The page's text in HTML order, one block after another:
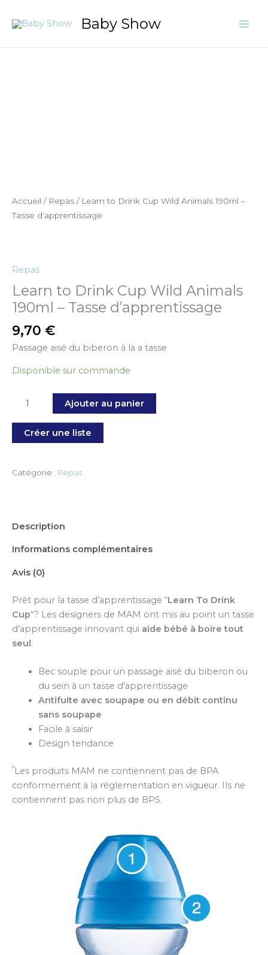
Baby Show
Accueil / Repas / Learn to Drink Cup Wild Animals 190ml –
Tasse d’apprentissage
Repas
Learn to Drink Cup Wild Animals
190ml – Tasse d’apprentissage
9,70 €
Passage aisé du biberon à la a tasse
Disponible sur commande
-
Tasse
Ajouter au panier
Créer une liste
Catégorie : Repas
Description
Informations complémentaires
Avis (0)
Prêt pour la tasse d’apprentissage “Learn To Drink
Cup“? Les designers de MAM ont mis au point un tasse
d’apprentissage innovant qui aide bébé à boire tout
seul.
Bec souple pour un passage aisé du biberon ou
du sein à un tasse d’apprentissage
Antifuite avec soupape ou en débit continu
sans soupape
Facile à saisir
Design tendance
°Les produits MAM ne contiennent pas de BPA
conformément à la réglementation en vigueur. Ils ne
contiennent pas non plus de BPS.